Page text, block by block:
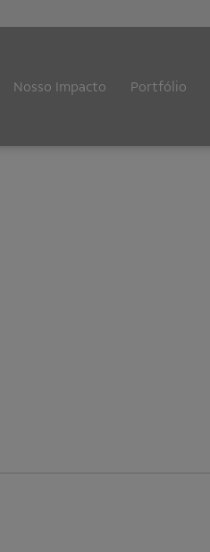
Nosso Impacto Portfólio